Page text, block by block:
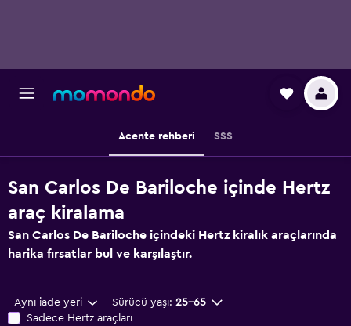
Acente rehberi SSS
San Carlos De Bariloche içinde Hertz
araç kiralama
San Carlos De Bariloche içindeki Hertz kiralık araçlarında
harika fırsatlar bul ve karşılaştır.
Aynı iade yeri Sürücü yaşı: 25-65
Sadece Hertz araçları